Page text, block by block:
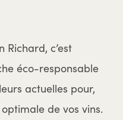
Richard, c’est
éco-responsable
actuelles pour,
de vos vins.